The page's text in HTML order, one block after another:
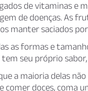
de vitaminas e
de doenças. As
manter saciados
as formas e
tem seu próprio
a maioria delas
comer doces, coma